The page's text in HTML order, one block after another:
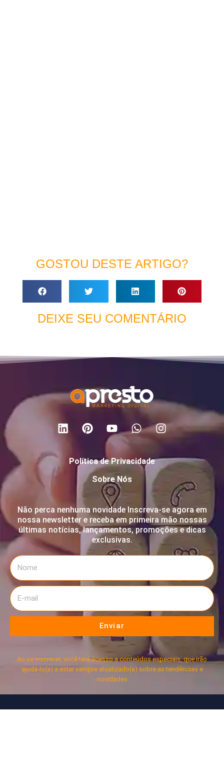
GOSTOU DESTE ARTIGO?
DEIXE SEU COMENTÁRIO
Política de Privacidade
Sobre Nós
Não perca nenhuma novidade Inscreva-se agora em
nossa newsletter e receba em primeira mão nossas
últimas notícias, lançamentos, promoções e dicas
exclusivas.
Enviar
Ao se inscrever, você terá acesso a conteúdos especiais, que irão
ajudá-lo(a) a estar sempre atualizado(a) sobre as tendências e
novidades